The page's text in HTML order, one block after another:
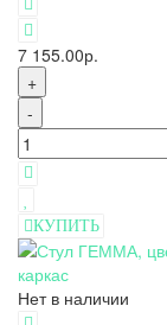
7 155.00р.
+
-
КУПИТЬ
Нет в наличии